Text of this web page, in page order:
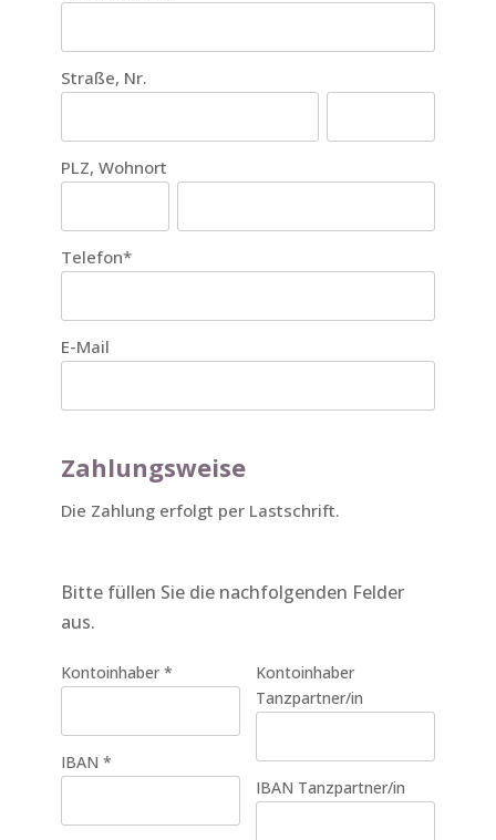
Straße, Nr.
PLZ, Wohnort
Telefon*
E-Mail
Zahlungsweise
Die Zahlung erfolgt per Lastschrift.
Bitte füllen Sie die nachfolgenden Felder
aus.
Kontoinhaber *
IBAN *
Kontoinhaber
Tanzpartner/in
IBAN Tanzpartner/in